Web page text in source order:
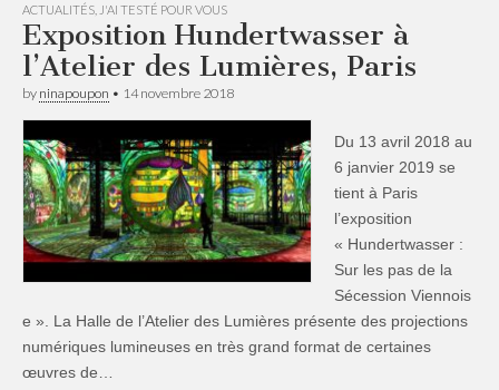
ACTUALITÉS J'AI TESTÉ POUR VOUS
Exposition Hundertwasser à
l’Atelier des Lumières, Paris
by ninapoupon • 14 novembre 2018
Du 13 avril 2018 au
6 janvier 2019 se
tient à Paris
l’exposition
« Hundertwasser :
Sur les pas de la
Sécession Viennois
e ». La Halle de l’Atelier des Lumières présente des projections
numériques lumineuses en très grand format de certaines
œuvres de…